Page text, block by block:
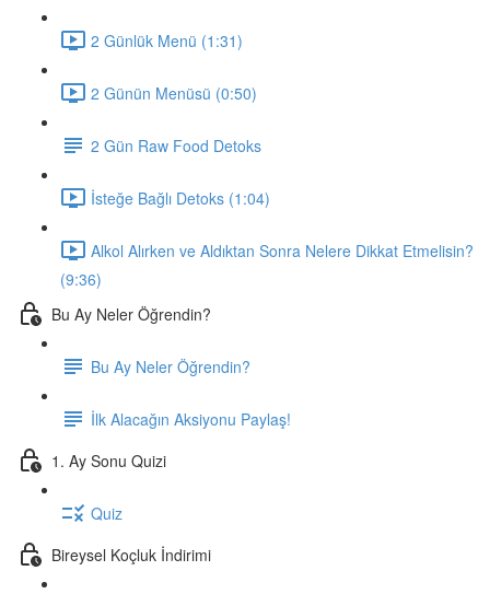
2 Günlük Menü (1:31)
2 Günün Menüsü (0:50)
2 Gün Raw Food Detoks
İsteğe Bağlı Detoks (1:04)
Alkol Alırken ve Aldıktan Sonra Nelere Dikkat Etmelisin?
(9:36)
Bu Ay Neler Öğrendin?
Bu Ay Neler Öğrendin?
İlk Alacağın Aksiyonu Paylaş!
1. Ay Sonu Quizi
Quiz
Bireysel Koçluk İndirimi